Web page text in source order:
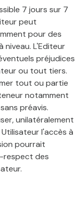
7 jours sur 7
peut
pour des
niveau. L'Editeur
préjudices
ou tout tiers.
tout ou partie
notamment
préavis.
unilatéralement
l'accès à
pourrait
respect des